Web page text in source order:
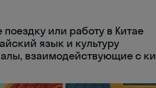
или работу в Китае
язык и культуру
взаимодействующие с